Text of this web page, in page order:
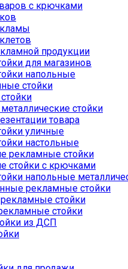
с крючками
продукции
для магазинов
напольные
стойки
стойки
товара
уличные
настольные
рекламные стойки
стойки с крючками
напольные
рекламные стойки
стойки
стойки
из ДСП